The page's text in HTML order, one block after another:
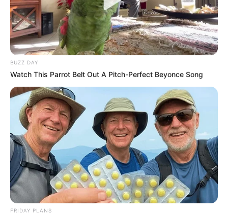
BUZZ DAY
Watch This Parrot Belt Out A Pitch-Perfect Beyonce Song
FRIDAY PLANS